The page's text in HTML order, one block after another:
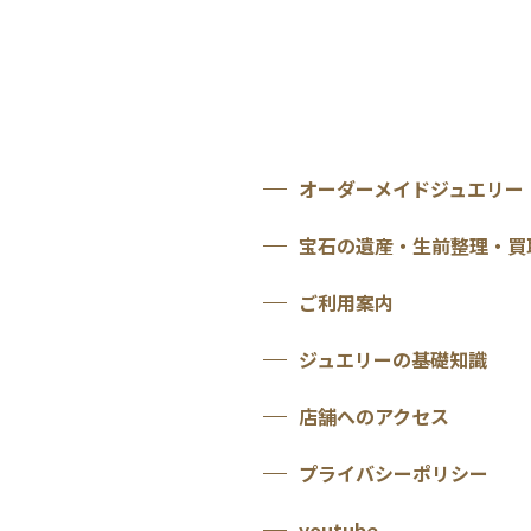
オーダーメイドジュエリー
宝石の遺産・生前整理・
ご利用案内
ジュエリーの基礎知識
店舗へのアクセス
プライバシーポリシー